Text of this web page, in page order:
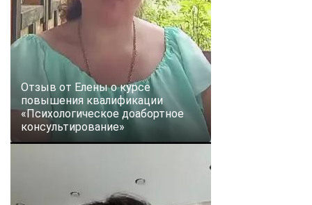
Отзыв от Елены о курсе
повышения квалификации
«Психологическое доабортное
консультирование»
Свяжитесь с нами через любой удобный мессенджер!
WhatsApp
Vkontakte EMail
Max